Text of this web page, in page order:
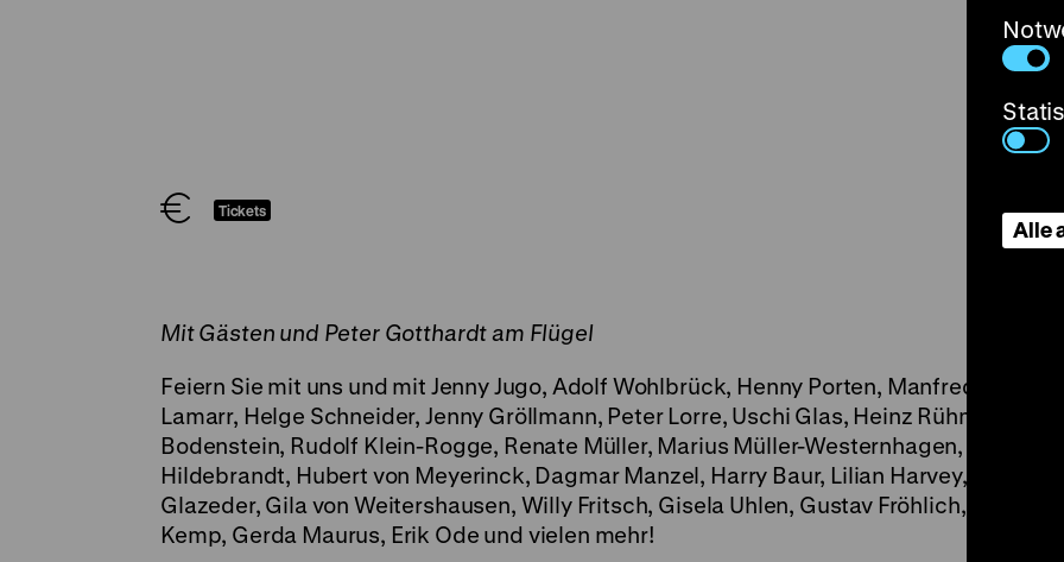
Tickets
Mit Gästen und Peter Gotthardt am Flügel
Feiern Sie mit uns und mit Jenny Jugo, Adolf Wohlbrück, Henny Porten, Manfred Krug,
Lamarr, Helge Schneider, Jenny Gröllmann, Peter Lorre, Uschi Glas, Heinz Rühmann,
Bodenstein, Rudolf Klein-Rogge, Renate Müller, Marius Müller-Westernhagen, Hilde
Hildebrandt, Hubert von Meyerinck, Dagmar Manzel, Harry Baur, Lilian Harvey, Winfried
Glazeder, Gila von Weitershausen, Willy Fritsch, Gisela Uhlen, Gustav Fröhlich, Gitta
Kemp, Gerda Maurus, Erik Ode und vielen mehr!
Alle